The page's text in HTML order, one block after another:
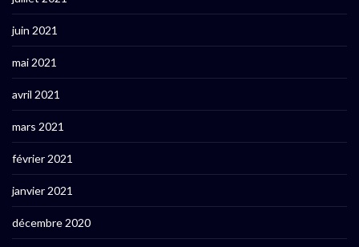
juin 2021
mai 2021
avril 2021
mars 2021
février 2021
janvier 2021
décembre 2020